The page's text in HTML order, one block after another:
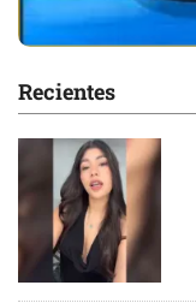
Recientes